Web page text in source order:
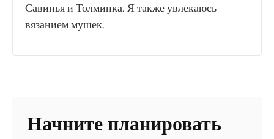
Савинья и Толминка. Я также увлекаюсь
вязанием мушек.
Начните планировать